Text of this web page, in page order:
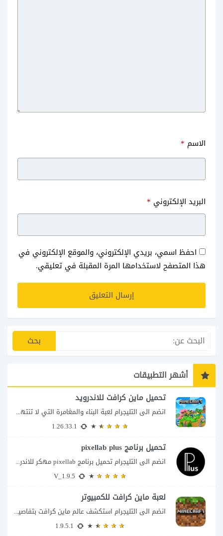
الاسم *
البريد الإلكتروني *
احفظ اسمي، بريدي الإلكتروني، والموقع الإلكتروني في
هذا المتصفح لاستخدامها المرة المقبلة في تعليقي.
أشهر التطبيقات
تحميل ماين كرافت للاندرويد
انضم الى التليجرام لعبة البناء والمغامرة التي لا تنتهي Minecraft إذا كنت تبحث عن...
تحميل برنامج pixellab plus
انضم الى التليجرام تحميل برنامج pixellab مهكر للاندرويد يعتبر تطبيق بيكسلاب من اشهر تطبيقات...
لعبة ماين كرافت للكمبيوتر
انضم الى التليجرام استكشف عالم ماين كرافت بتفاصيل مذهلة 🌟 هل أنت مستعد لمغامرة...